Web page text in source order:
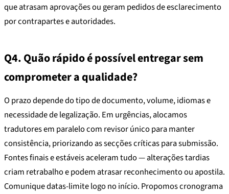
que atrasam aprovações ou geram pedidos de esclarecimento
por contrapartes e autoridades.
Q4. Quão rápido é possível entregar sem
comprometer a qualidade?
O prazo depende do tipo de documento, volume, idiomas e
necessidade de legalização. Em urgências, alocamos
tradutores em paralelo com revisor único para manter
consistência, priorizando as secções críticas para submissão.
Fontes finais e estáveis aceleram tudo — alterações tardias
criam retrabalho e podem atrasar reconhecimento ou apostila.
Comunique datas-limite logo no início. Propomos cronograma